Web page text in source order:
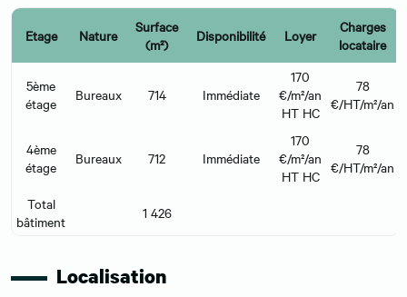
Etage Nature
Surface
(m²)
Disponibilité Loyer
Charges
locataire
5ème
étage
Bureaux 714 Immédiate
170
€/m²/an
HT HC
78
€/HT/m²/an
4ème
étage
Bureaux 712 Immédiate
170
€/m²/an
HT HC
78
€/HT/m²/an
Total
bâtiment
1 426
Localisation